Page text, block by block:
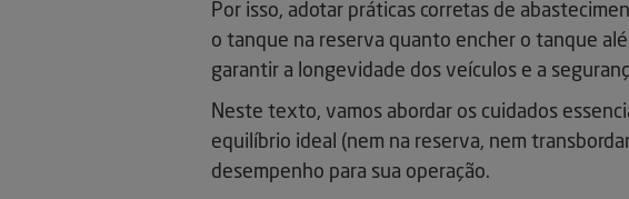
Por isso, adotar práticas corretas de
o tanque na reserva quanto encher o tanque
garantir a longevidade dos veículos e a
Neste texto, vamos abordar os cuidados
equilíbrio ideal (nem na reserva, nem
desempenho para sua operação.